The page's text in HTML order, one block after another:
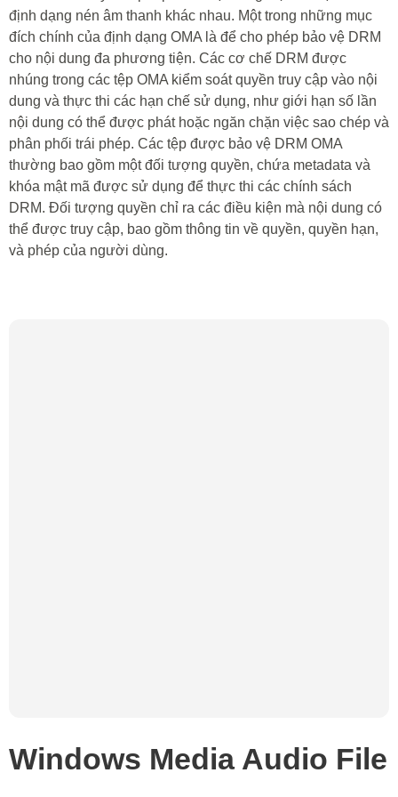
định dạng nén âm thanh khác nhau. Một trong những mục
đích chính của định dạng OMA là để cho phép bảo vệ DRM
cho nội dung đa phương tiện. Các cơ chế DRM được
nhúng trong các tệp OMA kiểm soát quyền truy cập vào nội
dung và thực thi các hạn chế sử dụng, như giới hạn số lần
nội dung có thể được phát hoặc ngăn chặn việc sao chép và
phân phối trái phép. Các tệp được bảo vệ DRM OMA
thường bao gồm một đối tượng quyền, chứa metadata và
khóa mật mã được sử dụng để thực thi các chính sách
DRM. Đối tượng quyền chỉ ra các điều kiện mà nội dung có
thể được truy cập, bao gồm thông tin về quyền, quyền hạn,
và phép của người dùng.
Windows Media Audio File